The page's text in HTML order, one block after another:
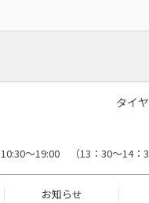
タイ
10:30～19:00 （13：30～14：
お知らせ